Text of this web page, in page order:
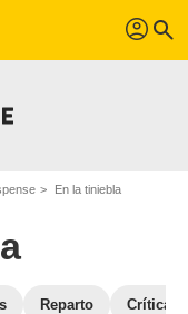
profil search
En la tiniebla
Reparto Críticas